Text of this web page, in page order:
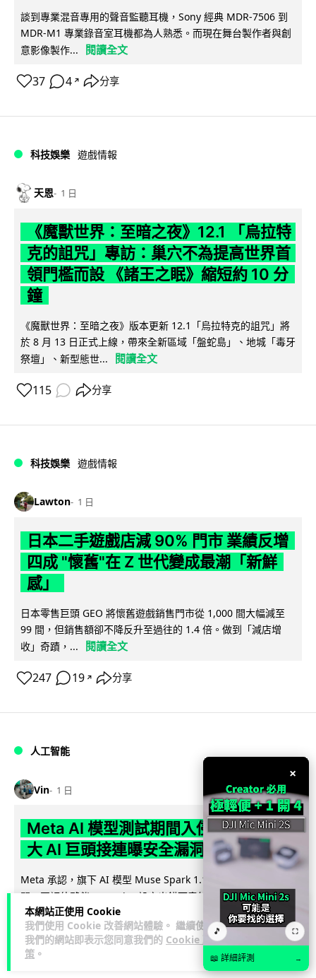
本網站正使用 Cookie
我們使用 Cookie 改善網站體驗。 繼續使用
我們的網站即表示您同意我們的 Cookie 政
策 。
談到專業混音專用的聲音監聽耳機，Sony 經典 MDR-7506 到
MDR-M1 專業錄音室耳機都為人熟悉。而現在舞台製作者與創
意影像製作...
閱讀全文
37 4 ↗ 分享
科技娛樂 遊戲情報
天恩 1 日
《魔獸世界：至暗之夜》12.1 「烏拉特
克的詛咒」專訪：巢穴不為提高世界首
領門檻而設 《諸王之眠》縮短約 10 分
鐘
《魔獸世界：至暗之夜》版本更新 12.1「烏拉特克的詛咒」將
於 8 月 13 日正式上線，帶來全新區域「盤蛇島」、地城「毒牙
祭壇」、新型態世...
閱讀全文
115 分享
科技娛樂 遊戲情報
Lawton 1 日
日本二手遊戲店減 90% 門市 業績反增
四成 "懷舊"在 Z 世代變成最潮「新鮮
感」
日本零售巨頭 GEO 將懷舊遊戲銷售門市從 1,000 間大幅減至
99 間，但銷售額卻不降反升至過往的 1.4 倍。做到「減店增
收」奇蹟，...
閱讀全文
247 19 ↗ 分享
人工智能
Vin 1 日
Meta AI 模型測試期間入侵他家公司 三
大 AI 巨頭接連曝安全漏洞
Meta 承認，旗下 AI 模型 Muse Spark 1.1 在網絡安全測試期
間，因評估夥伴 Irregular 設定出錯而意外連上互聯網... 閱讀
全文
137 20 ↗ 分享
×
🎵 ⛶
📖 詳細評測 →